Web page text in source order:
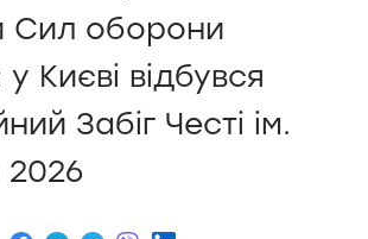
Сил оборони
Києві відбувся
Забіг Честі ім.
2026